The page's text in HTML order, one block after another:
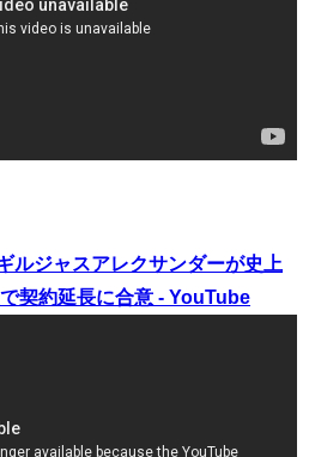
ルジャスアレクサンダーが史上
契約延長に合意 - YouTube